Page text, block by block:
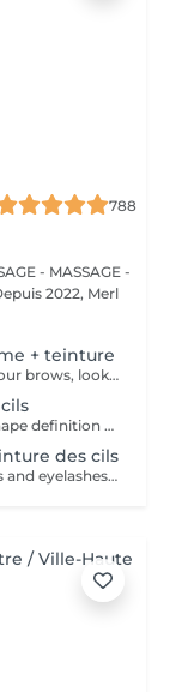
788
- MASSAGE -
+ teinture
If you're looking for a new way to enhance your brows, look no further than brow lift! During the process, the specialist covers the hairs with special compositions for long-term styling and fixation. Eyebrow lamination is accompanied by coloring. As a result, the eyebrows become bright, neat and well-groomed, and the desired shape remains unchanged for a long time. How is the brow lift done? - consultation (to discuss perfect form and colour) - preparation (brows are washed and marked) - brow style is applied to the brows - brow set is applied the brows - tweezing (excess hair are with tweezers) - tinting (paint or henna is applied) - products are removed from the brows - antiseptic and cream are applied - brows are brushed into their desired position Age restrictions: recommended to do from 16 years. Post procedure recommendations: do not wash brows, do not go to sauna, do not put on makeup for 24 hours. Frequency: once in 6-8 weeks.
Get your perfect brows and lashes! How is shape definition + lash tinting done? - consultation is performed - brows are washed - excess hair is removed with wax - excess hair is removed with tweezers - brows are styled - lashes are washed - patches are applied - tinting is performed - patches are removed Age restrictions: recommended to do from 12 years. Post procedure recommendations: do not put makeup on the skin near the brows 4 hours after the procedure. Frequency: once in 3-4 weeks.
des cils
Save time in the morning, get your eyebrows and eyelashes done! How is the shape definition + tinting + lash tinting done? - consultation is performed - brows are washed - excess hair is removed with wax - excess hair is removed with tweezers - tinting is performed - excess paint is removed - lashes are washed - patches are applied - tinting is performed - patches are removed Age restrictions: recommended age from 14 years. Post procedure recommendations: do not wash brows and lashes, do not put on makeup for 12 hours. Frequency: once in 3-4 weeks.